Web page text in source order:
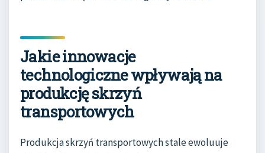
Jakie innowacje
technologiczne wpływają na
produkcję skrzyń
transportowych
Produkcja skrzyń transportowych stale ewoluuje